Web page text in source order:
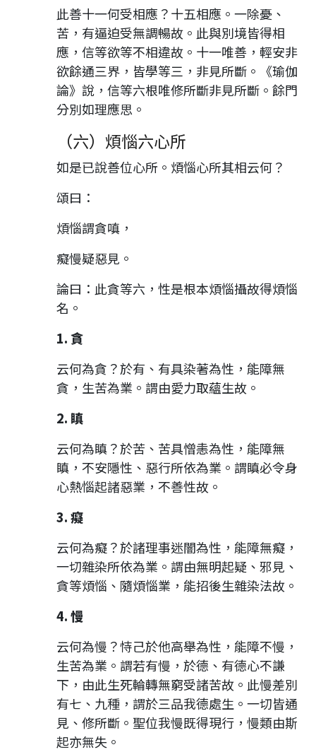
此善十一何受相應？十五相應。一除憂、
苦，有逼迫受無調暢故。此與別境皆得相
應，信等欲等不相違故。十一唯善，輕安非
欲餘通三界，皆學等三，非見所斷。《瑜伽
論》說，信等六根唯修所斷非見所斷。餘門
分別如理應思。
（六）煩惱六心所
如是已說善位心所。煩惱心所其相云何？
頌曰：
煩惱謂貪嗔，
癡慢疑惡見。
論曰：此貪等六，性是根本煩惱攝故得煩惱
名。
1. 貪
云何為貪？於有、有具染著為性，能障無
貪，生苦為業。謂由愛力取蘊生故。
2. 瞋
云何為瞋？於苦、苦具憎恚為性，能障無
瞋，不安隱性、惡行所依為業。謂瞋必令身
心熱惱起諸惡業，不善性故。
3. 癡
云何為癡？於諸理事迷闇為性，能障無癡，
一切雜染所依為業。謂由無明起疑、邪見、
貪等煩惱、隨煩惱業，能招後生雜染法故。
4. 慢
云何為慢？恃己於他高舉為性，能障不慢，
生苦為業。謂若有慢，於德、有德心不謙
下，由此生死輪轉無窮受諸苦故。此慢差別
有七、九種，謂於三品我德處生。一切皆通
見、修所斷。聖位我慢既得現行，慢類由斯
起亦無失。